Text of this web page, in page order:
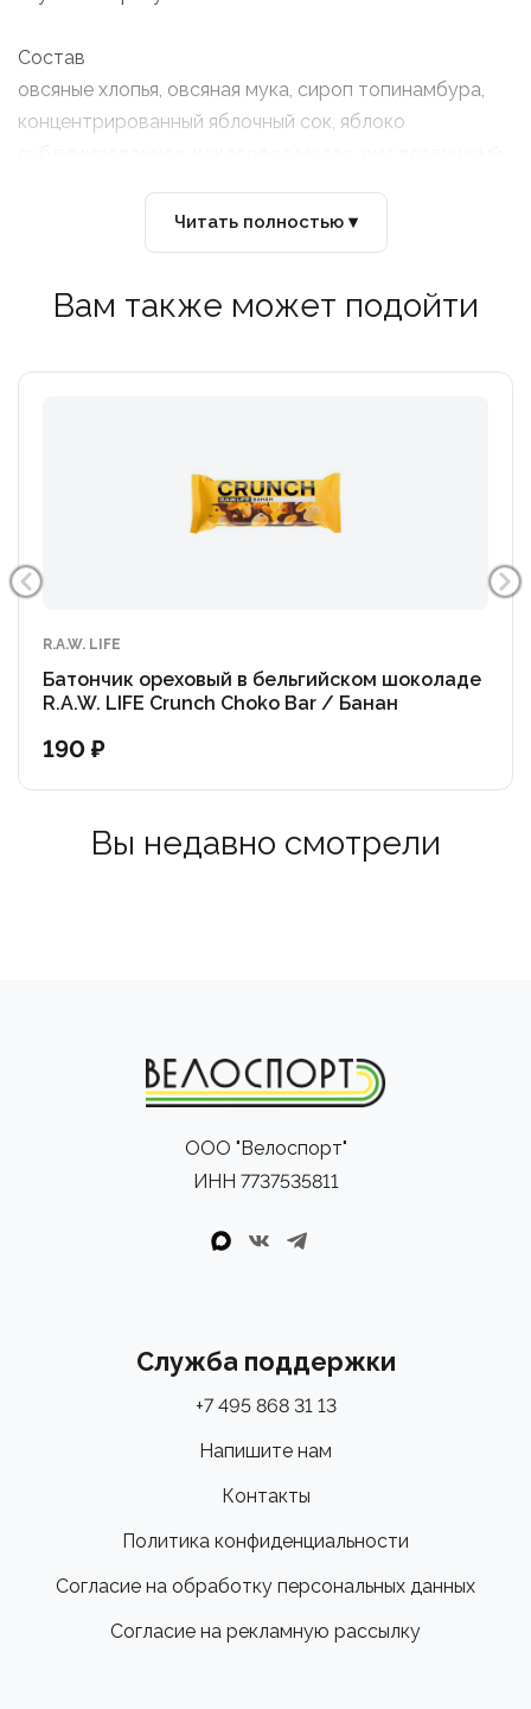
Состав
овсяные хлопья, овсяная мука, сироп топинамбура,
концентрированный яблочный сок, яблоко
волокна, лецитин подсолнечный, натуральные
экстракты яблока, зеленого чая и розмаринам
Читать полностью ▾
Вам также может подойти
R.A.W. LIFE
Батончик ореховый в бельгийском шоколаде
R.A.W. LIFE Crunch Choko Bar / Банан
190 ₽
Вы недавно смотрели
ООО "Велоспорт"
ИНН 7737535811
Служба поддержки
+7 495 868 31 13
Напишите нам
Контакты
Политика конфиденциальности
Согласие на обработку персональных данных
Согласие на рекламную рассылку